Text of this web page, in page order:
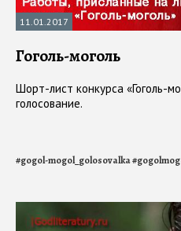
11.01.2017
Гоголь-моголь
Шорт-лист конкурса «Гоголь-
голосование.
#gogol-mogol_golosovalka#